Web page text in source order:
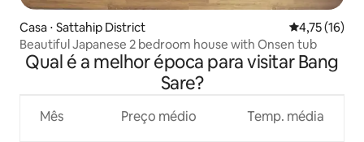
Casa ⋅ Sattahip District 4,75 de uma
4,75 (16)
Beautiful Japanese 2 bedroom house with Onsen tub
Qual é a melhor época para visitar Bang
Sare?
Mês Preço médio Temp. média